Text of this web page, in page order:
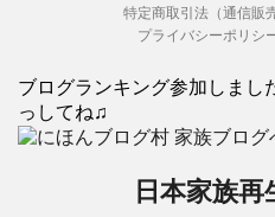
特定商取引法（通信販
プライバシーポリシ
ブログランキング参加しまし
っしてね♫
日本家族